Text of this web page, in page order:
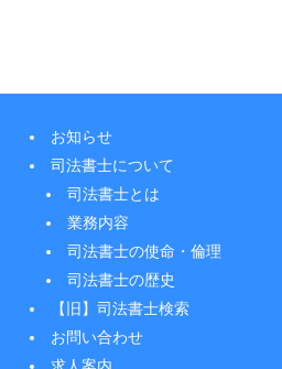
お知らせ
司法書士について
司法書士とは
業務内容
司法書士の使命・倫理
司法書士の歴史
【旧】司法書士検索
お問い合わせ